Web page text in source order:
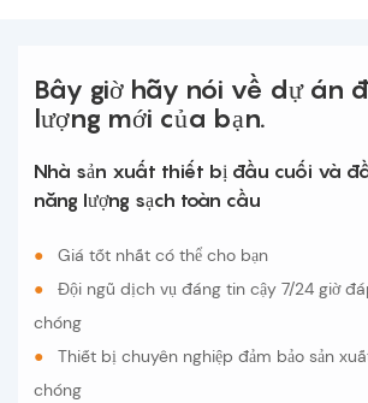
Bây giờ hãy nói về dự án
lượng mới của bạn.
Nhà sản xuất thiết bị đầu cuối và
năng lượng sạch toàn cầu
●
Giá tốt nhất có thể cho bạn
●
Đội ngũ dịch vụ đáng tin cậy 7/24 giờ
chóng
●
Thiết bị chuyên nghiệp đảm bảo sản
chóng